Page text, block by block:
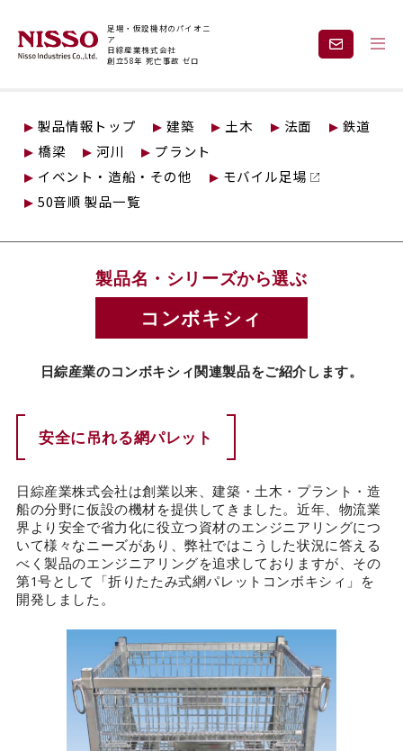
足場・仮設機材のパイオニ
ア
日綜産業株式会社
創立58年 死亡事故 ゼロ
企業情報
現場紹介
見積依頼・お問い合わせ
カタログダウンロード
製品情報トップ 建築 土木 法面
鉄道
橋梁
河川
プラント
イベント・造船・その他
モバイル足場
50音順 製品一覧
製品名・シリーズから選ぶ
コンボキシィ
日綜産業のコンボキシィ関連製品をご紹介します。
安全に吊れる網パレット
日綜産業株式会社は創業以来、建築・土木・プラント・造
船の分野に仮設の機材を提供してきました。近年、物流業
界より安全で省力化に役立つ資材のエンジニアリングにつ
いて様々なニーズがあり、弊社ではこうした状況に答える
べく製品のエンジニアリングを追求しておりますが、その
第1号として「折りたたみ式網パレットコンボキシィ」を
開発しました。